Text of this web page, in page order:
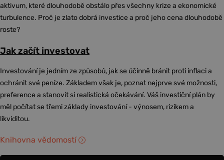
aktivum, které dlouhodobě obstálo přes všechny krize a ekonomické
turbulence. Proč je zlato dobrá investice a proč jeho cena dlouhodobě
roste?
Jak začít investovat
Investování je jedním ze způsobů, jak se účinně bránit proti inflaci a
ochránit své peníze. Základem však je, poznat nejprve své možnosti,
preference a stanovit si realistická očekávání. Váš investiční plán by
měl počítat se třemi základy investování - výnosem, rizikem a
likviditou.
Knihovna vědomostí